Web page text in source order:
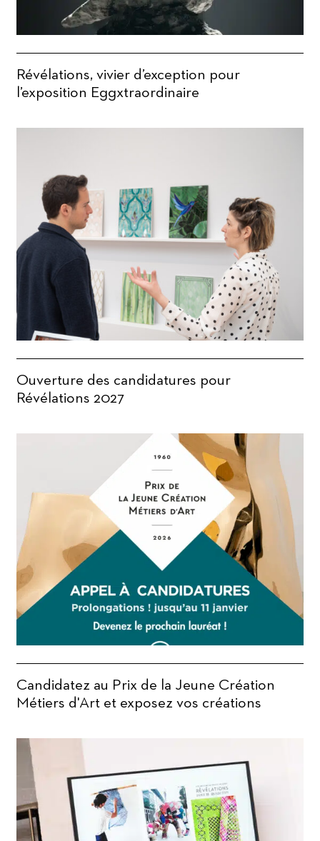
Révélations, vivier d’exception pour
l’exposition Eggxtraordinaire
Ouverture des candidatures pour
Révélations 2027
Candidatez au Prix de la Jeune Création
Métiers d'Art et exposez vos créations